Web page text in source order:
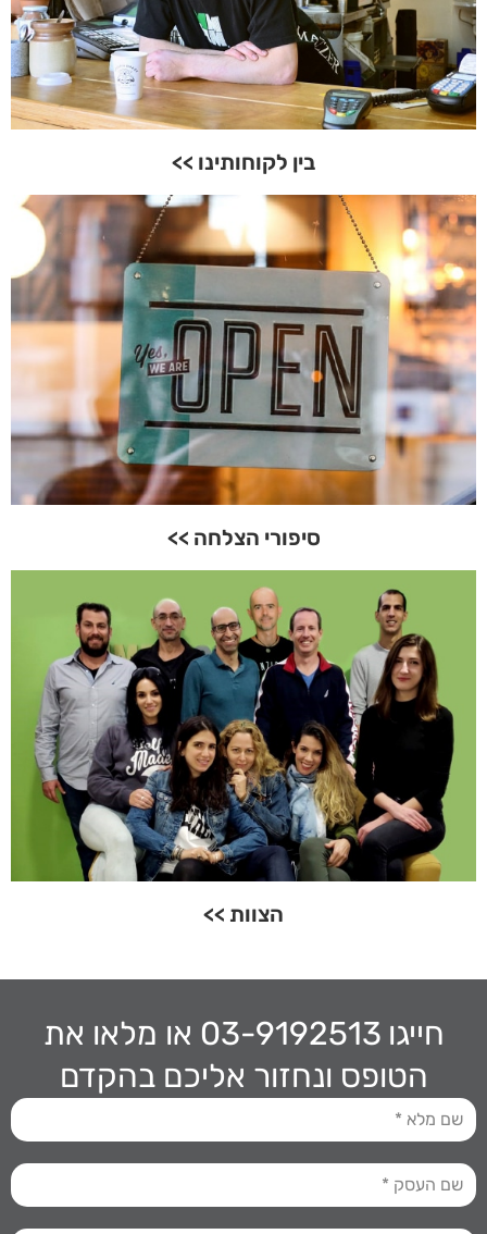
בין לקוחותינו >>
סיפורי הצלחה >>
הצוות >>
חייגו 03-9192513
או מלאו את
הטופס ונחזור אליכם בהקדם